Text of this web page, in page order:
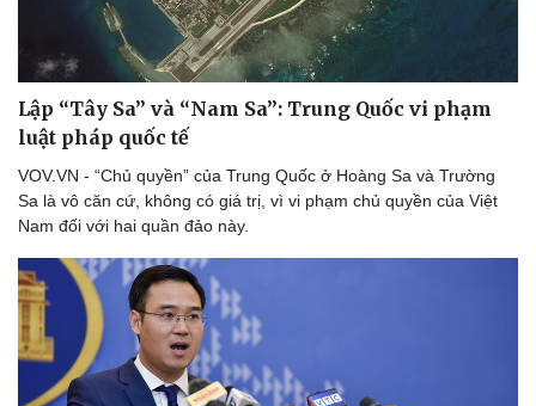
Lập “Tây Sa” và “Nam Sa”: Trung Quốc vi phạm
luật pháp quốc tế
VOV.VN - “Chủ quyền” của Trung Quốc ở Hoàng Sa và Trường
Sa là vô căn cứ, không có giá trị, vì vi phạm chủ quyền của Việt
Nam đối với hai quần đảo này.